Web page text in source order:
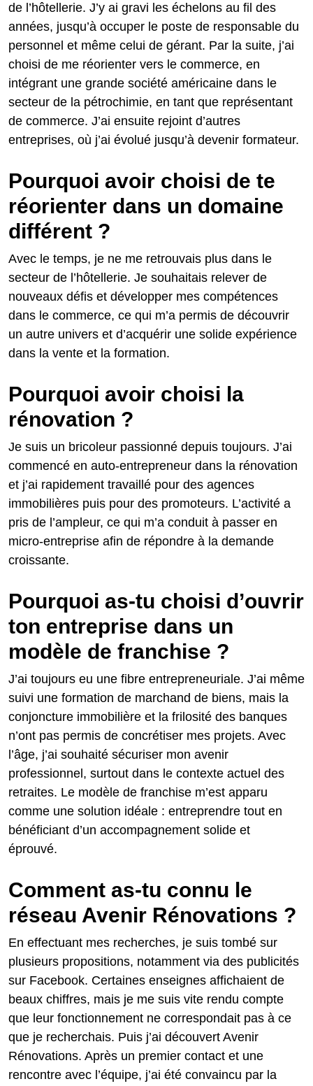
de l’hôtellerie. J’y ai gravi les échelons au fil des
années, jusqu’à occuper le poste de responsable du
personnel et même celui de gérant. Par la suite, j’ai
choisi de me réorienter vers le commerce, en
intégrant une grande société américaine dans le
secteur de la pétrochimie, en tant que représentant
de commerce. J’ai ensuite rejoint d’autres
entreprises, où j’ai évolué jusqu’à devenir formateur.
Pourquoi avoir choisi de te
réorienter dans un domaine
différent ?
Avec le temps, je ne me retrouvais plus dans le
secteur de l’hôtellerie. Je souhaitais relever de
nouveaux défis et développer mes compétences
dans le commerce, ce qui m’a permis de découvrir
un autre univers et d’acquérir une solide expérience
dans la vente et la formation.
Pourquoi avoir choisi la
rénovation ?
Je suis un bricoleur passionné depuis toujours. J’ai
commencé en auto-entrepreneur dans la rénovation
et j’ai rapidement travaillé pour des agences
immobilières puis pour des promoteurs. L’activité a
pris de l’ampleur, ce qui m’a conduit à passer en
micro-entreprise afin de répondre à la demande
croissante.
Pourquoi as-tu choisi d’ouvrir
ton entreprise dans un
modèle de franchise ?
J’ai toujours eu une fibre entrepreneuriale. J’ai même
suivi une formation de marchand de biens, mais la
conjoncture immobilière et la frilosité des banques
n’ont pas permis de concrétiser mes projets. Avec
l’âge, j’ai souhaité sécuriser mon avenir
professionnel, surtout dans le contexte actuel des
retraites. Le modèle de franchise m’est apparu
comme une solution idéale : entreprendre tout en
bénéficiant d’un accompagnement solide et
éprouvé.
Comment as-tu connu le
réseau Avenir Rénovations ?
En effectuant mes recherches, je suis tombé sur
plusieurs propositions, notamment via des publicités
sur Facebook. Certaines enseignes affichaient de
beaux chiffres, mais je me suis vite rendu compte
que leur fonctionnement ne correspondait pas à ce
que je recherchais. Puis j’ai découvert Avenir
Rénovations. Après un premier contact et une
rencontre avec l’équipe, j’ai été convaincu par la